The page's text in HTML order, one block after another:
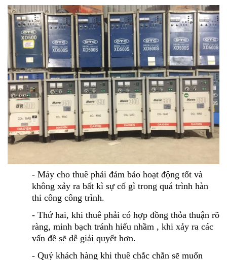
- Máy cho thuê phải đảm bảo hoạt động tốt và
không xảy ra bất kì sự cố gì trong quá trình hàn
thi công công trình.
- Thứ hai, khi thuê phải có hợp đồng thỏa thuận rõ
ràng, minh bạch tránh hiểu nhầm , khi xảy ra các
vấn đề sẽ dễ giải quyết hơn.
- Quý khách hàng khi thuê chắc chắn sẽ muốn